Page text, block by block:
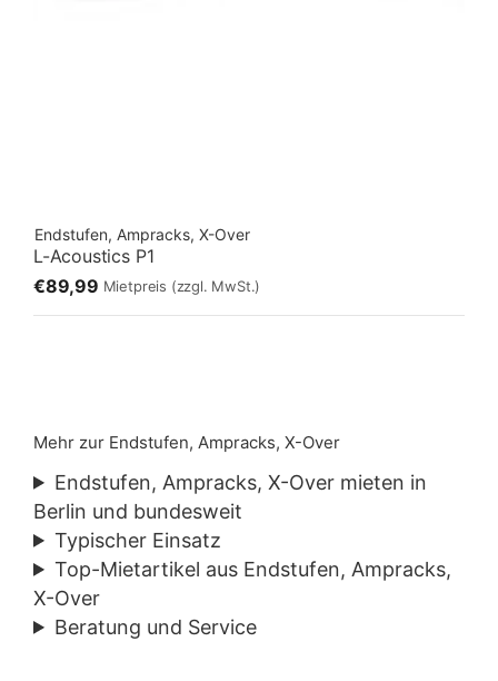
Endstufen, Ampracks, X-Over
L-Acoustics P1
€89,99 Mietpreis (zzgl. MwSt.)
Mehr zur Endstufen, Ampracks, X-Over
Endstufen, Ampracks, X-Over mieten in
Berlin und bundesweit
Typischer Einsatz
Top-Mietartikel aus Endstufen, Ampracks,
X-Over
Beratung und Service